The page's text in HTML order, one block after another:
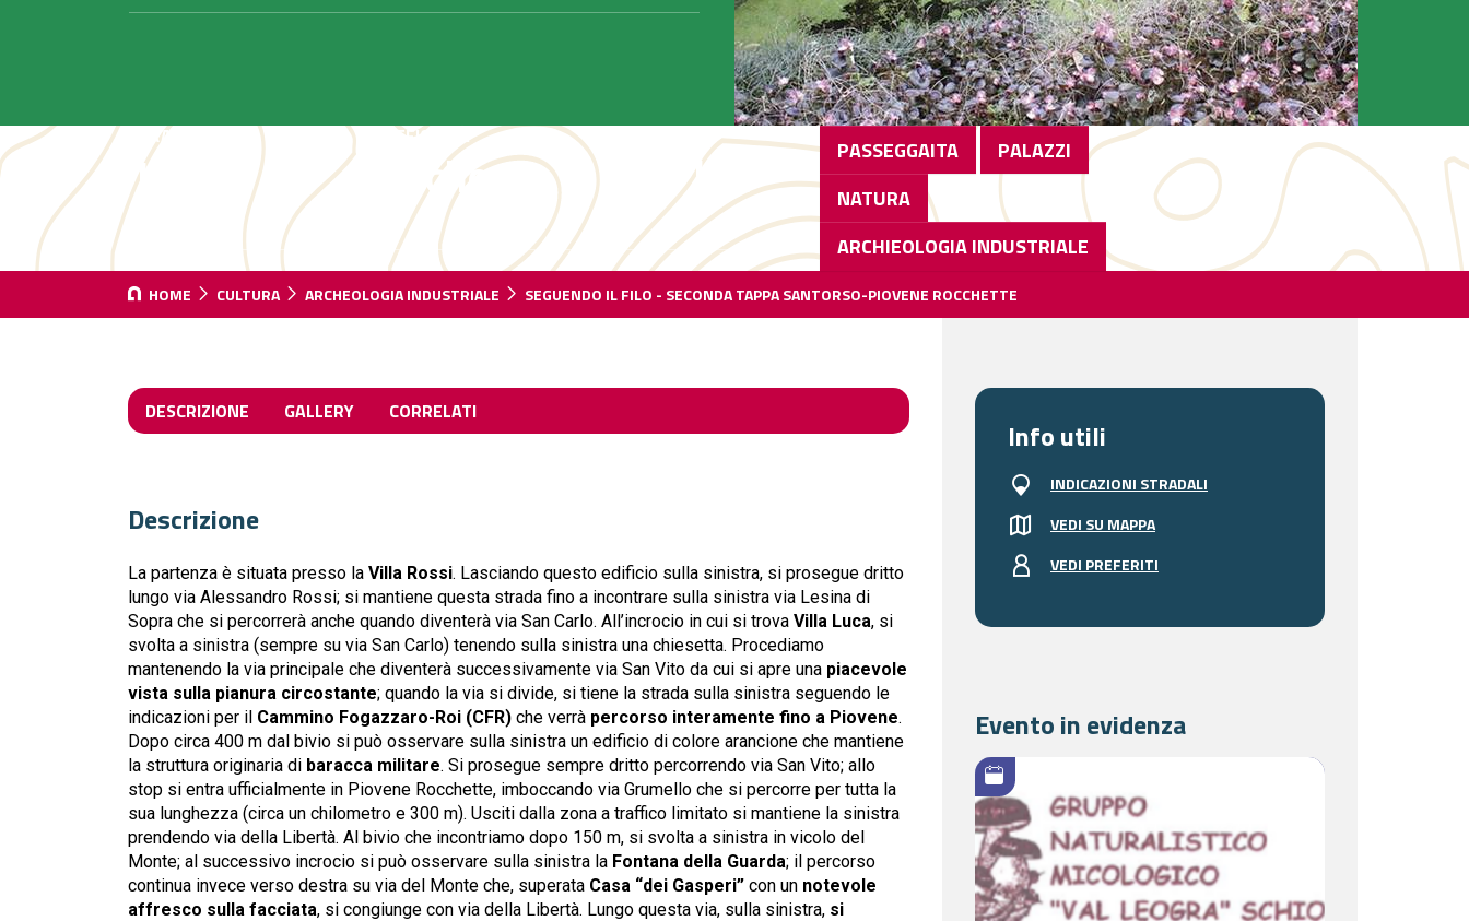
DURATA
1,30 h
DIFFICOLTÀ
Facile 6,8 km PASSEGGAITA
PALAZZI
NATURA
ARCHIEOLOGIA INDUSTRIALE
HOME CULTURA ARCHEOLOGIA INDUSTRIALE SEGUENDO IL FILO - SECONDA TAPPA SANTORSO-PIOVENE ROCCHETTE
DESCRIZIONE GALLERY CORRELATI
Descrizione
La partenza è situata presso la Villa Rossi. Lasciando questo edificio sulla sinistra, si prosegue dritto
lungo via Alessandro Rossi; si mantiene questa strada fino a incontrare sulla sinistra via Lesina di
Sopra che si percorrerà anche quando diventerà via San Carlo. All’incrocio in cui si trova Villa Luca, si
svolta a sinistra (sempre su via San Carlo) tenendo sulla sinistra una chiesetta. Procediamo
mantenendo la via principale che diventerà successivamente via San Vito da cui si apre una piacevole
vista sulla pianura circostante; quando la via si divide, si tiene la strada sulla sinistra seguendo le
indicazioni per il Cammino Fogazzaro-Roi (CFR) che verrà percorso interamente fino a Piovene.
Dopo circa 400 m dal bivio si può osservare sulla sinistra un edificio di colore arancione che mantiene
la struttura originaria di baracca militare. Si prosegue sempre dritto percorrendo via San Vito; allo
stop si entra ufficialmente in Piovene Rocchette, imboccando via Grumello che si percorre per tutta la
sua lunghezza (circa un chilometro e 300 m). Usciti dalla zona a traffico limitato si mantiene la sinistra
prendendo via della Libertà. Al bivio che incontriamo dopo 150 m, si svolta a sinistra in vicolo del
Monte; al successivo incrocio si può osservare sulla sinistra la Fontana della Guarda; il percorso
continua invece verso destra su via del Monte che, superata Casa “dei Gasperi” con un notevole
affresco sulla facciata, si congiunge con via della Libertà. Lungo questa via, sulla sinistra, si
Info utili
INDICAZIONI STRADALI
VEDI SU MAPPA
VEDI PREFERITI
Evento in evidenza